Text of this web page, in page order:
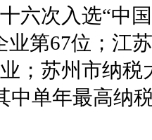
六次入选“中
业第67位；江
；苏州市纳
中单年最高纳